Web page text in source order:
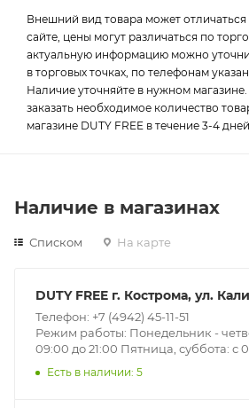
Внешний вид товара может
сайте, цены могут различаться по
актуальную информацию можно
в торговых точках, по телефонам
Наличие уточняйте в нужном
заказать необходимое количество
магазине DUTY FREE в течение 3-4 дней.
Наличие в магазинах
Списком На карте
DUTY FREE г. Кострома, ул.
Телефон: +7 (4942) 45-11-51
Режим работы: Понедельник -
09:00 до 21:00 Пятница, суббота: с
Есть в наличии: 5